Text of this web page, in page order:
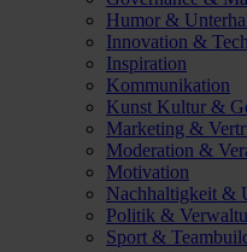
Humor &
Innovation &
Inspiration
Kommunikation
Kunst Kultur &
Marketing &
Moderation &
Motivation
Nachhaltigkeit &
Politik &
Sport &